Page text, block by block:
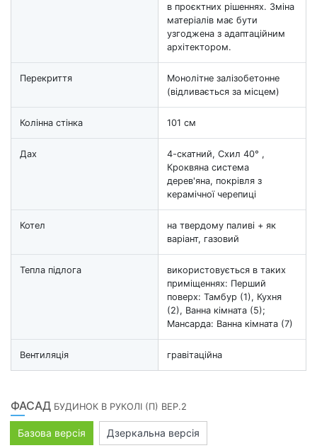
в проєктних рішеннях. Зміна
матеріалів має бути
узгоджена з адаптаційним
архітектором.
Перекриття
Монолітне залізобетонне
(відливається за місцем)
Колінна стінка 101 см
Дах
4-скатний, Схил 40° ,
Кроквяна система
дерев'яна, покрівля з
керамічної черепиці
Котел
на твердому паливі + як
варіант, газовий
Тепла підлога
використовується в таких
приміщеннях: Перший
поверх: Тамбур (1), Кухня
(2), Ванна кімната (5);
Мансарда: Ванна кімната (7)
Вентиляція гравітаційна
ФАСАД БУДИНОК В РУКОЛІ (П) ВЕР.2
Базова версія Дзеркальна версія